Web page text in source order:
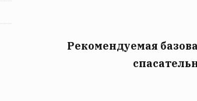
Рекомендуемая